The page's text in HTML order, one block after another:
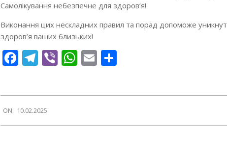
Самолікування небезпечне для здоров’я!
Виконання цих нескладних правил та порад допоможе
здоров’я ваших близьких!
Facebook
Telegram
ViberWhatsApp
Email
02-
10
ON: 10.02.2025